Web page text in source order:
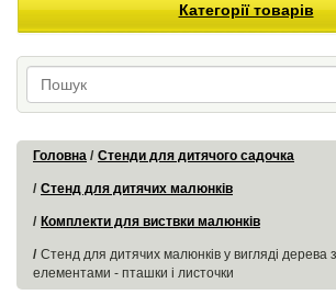
Категорії товарів
Головна Стенди для дитячого садочка
Стенд для дитячих малюнків
Комплекти для виствки малюнків
Стенд для дитячих малюнків у вигляді дерева
елементами - пташки і листочки